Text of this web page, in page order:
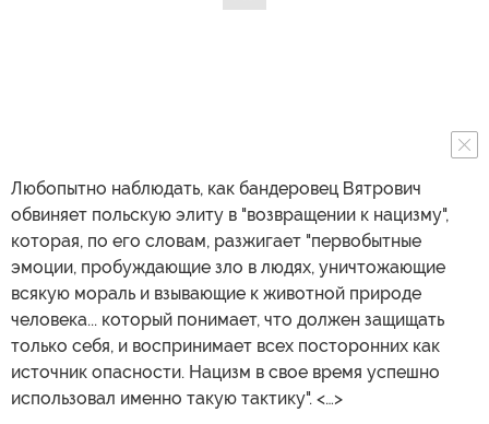
Любопытно наблюдать, как бандеровец Вятрович
обвиняет польскую элиту в "возвращении к нацизму",
которая, по его словам, разжигает "первобытные
эмоции, пробуждающие зло в людях, уничтожающие
всякую мораль и взывающие к животной природе
человека... который понимает, что должен защищать
только себя, и воспринимает всех посторонних как
источник опасности. Нацизм в свое время успешно
использовал именно такую тактику". <…>